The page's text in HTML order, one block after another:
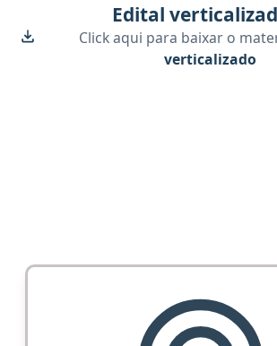
Edital
Click aqui para baixar o
verticalizado